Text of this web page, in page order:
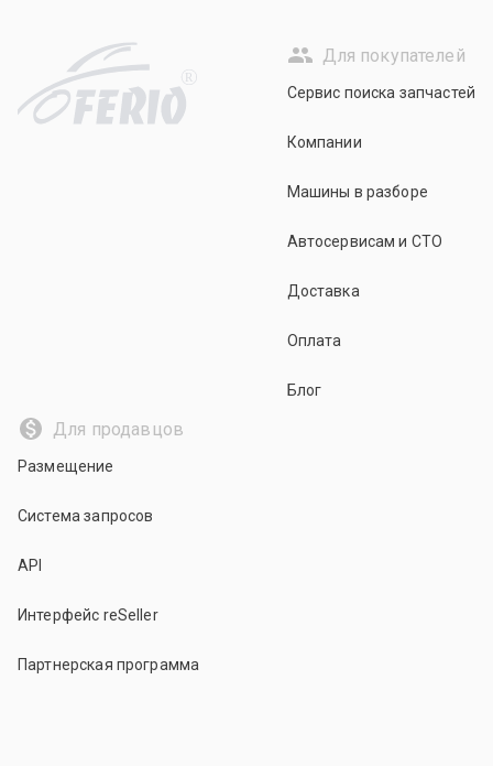
R
Для покупателей
Сервис поиска запчастей
Компании
Машины в разборе
Автосервисам и СТО
Доставка
Оплата
Блог
Для продавцов
Размещение
Система запросов
API
Интерфейс reSeller
Партнерская программа